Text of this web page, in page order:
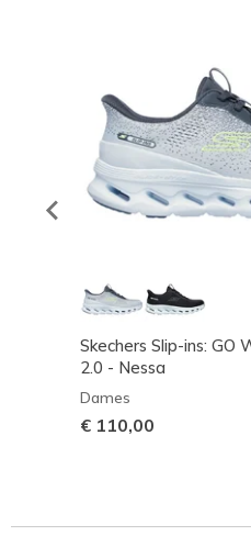
Skechers Slip-ins: GO
2.0 - Nessa
Dames
€ 110,00